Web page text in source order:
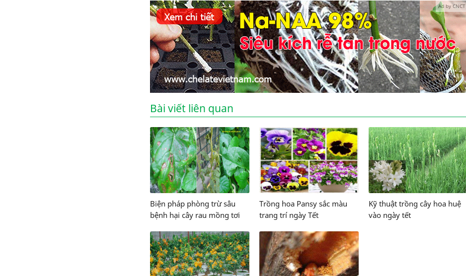
Ad by CNCT
Bài viết liên quan
Biện pháp phòng trừ sâu
bệnh hại cây rau mồng tơi
mơn mởn
Trồng hoa Pansy sắc màu
trang trí ngày Tết
Kỹ thuật trồng cây hoa huệ
vào ngày tết